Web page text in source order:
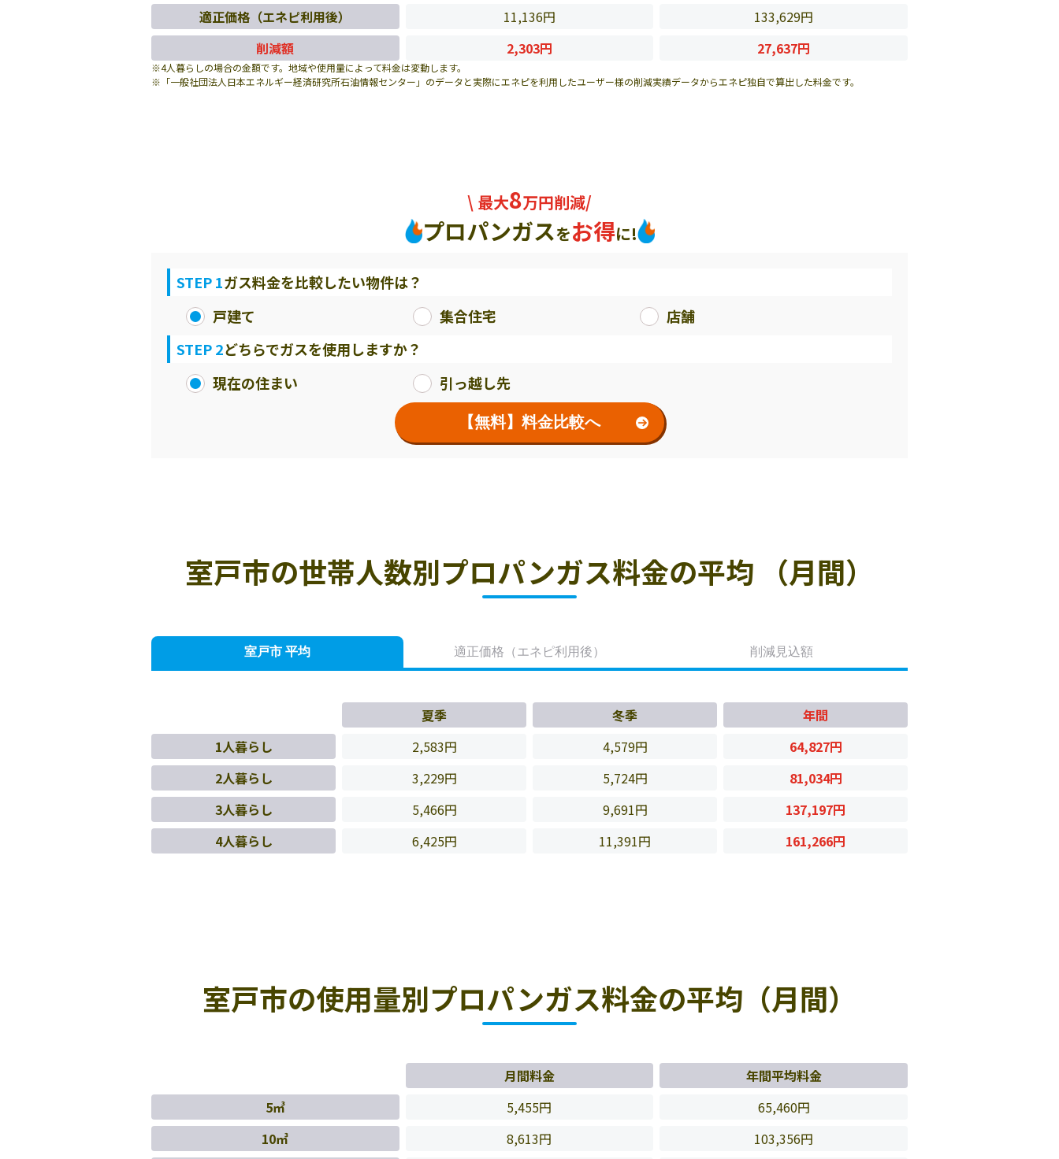
適正価格（エネピ利用後）
11,136円
133,629円
削減額
2,303円 27,637円
※4人暮らしの場合の金額です。地域や使用量によって料金は変動します。
※「一般社団法人日本エネルギー経済研究所石油情報センター」のデータと実際にエネピを利用したユーザー様の削減実績データからエネピ独自で算出した料金です。
\ 最大8万円削減/
プロパンガスをお得に!
STEP 1ガス料金を比較したい物件は？
戸建て
集合住宅
店舗
STEP 2どちらでガスを使用しますか？
現在の住まい
引っ越し先
【無料】料金比較へ
室戸市の世帯人数別プロパンガス料金の平均 （月間）
室戸市 平均 適正価格 （エネピ利用後） 削減見込額
夏季 冬季
年間
1人暮らし
2,583円 4,579円
64,827円
2人暮らし
3,229円 5,724円
81,034円
3人暮らし
5,466円 9,691円
137,197円
4人暮らし
6,425円 11,391円 161,266円
室戸市の使用量別プロパンガス料金の平均（月間）
月間料金
年間平均料金
5㎥
5,455円
65,460円
10㎥
8,613円
103,356円